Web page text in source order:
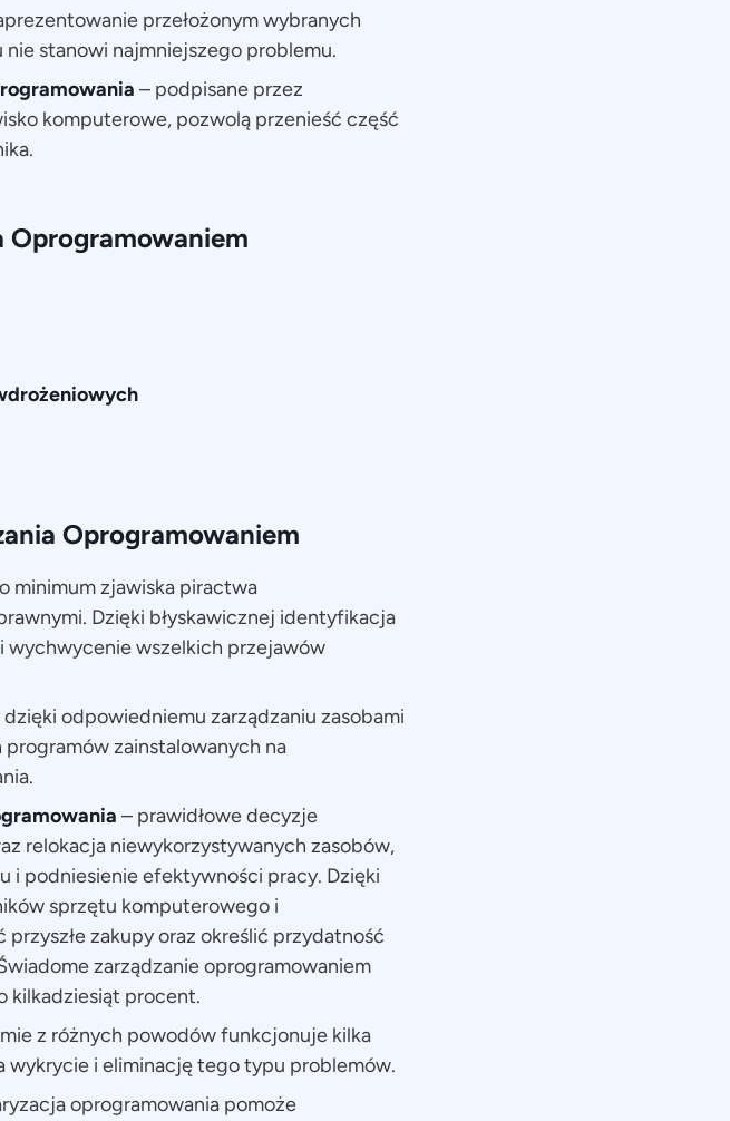
przełożonym wybranych
stanowi najmniejszego problemu.
– podpisane przez
komputerowe, pozwolą przenieść część
Oprogramowaniem
Oprogramowaniem
minimum zjawiska piractwa
Dzięki błyskawicznej identyfikacja
wychwycenie wszelkich przejawów
dzięki odpowiedniemu zarządzaniu zasobami
zainstalowanych na
– prawidłowe decyzje
relokacja niewykorzystywanych zasobów,
i podniesienie efektywności pracy. Dzięki
sprzętu komputerowego i
zakupy oraz określić przydatność
zarządzanie oprogramowaniem
kilkadziesiąt procent.
z różnych powodów funkcjonuje kilka
wykrycie i eliminację tego typu problemów.
oprogramowania pomoże